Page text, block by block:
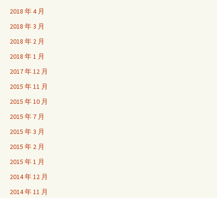
2018 年 4 月
2018 年 3 月
2018 年 2 月
2018 年 1 月
2017 年 12 月
2015 年 11 月
2015 年 10 月
2015 年 7 月
2015 年 3 月
2015 年 2 月
2015 年 1 月
2014 年 12 月
2014 年 11 月